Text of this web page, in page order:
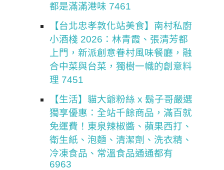
都是滿滿港味 7461
【台北忠孝敦化站美食】南村私廚
小酒棧 2026：林青霞、張清芳都
上門，新派創意眷村風味餐廳，融
合中菜與台菜，獨樹一幟的創意料
理 7451
【生活】貓大爺粉絲 x 鬍子哥嚴選
獨享優惠：全站千餘商品，滿百就
免運費！東泉辣椒醬、蘋果西打、
衛生紙、泡麵、清潔劑、洗衣精、
冷凍食品、常溫食品通通都有
6963